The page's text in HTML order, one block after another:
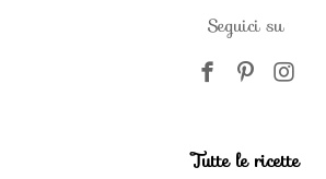
Seguici su
Tutte le ricette